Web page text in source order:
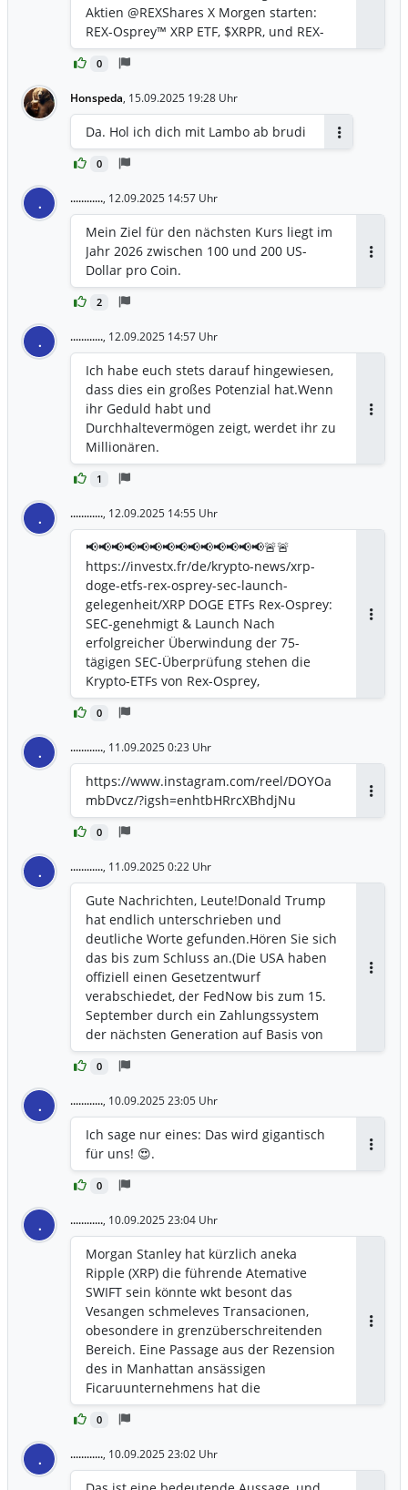
0
Aktien @REXShares X Morgen starten:
REX-Osprey™ XRP ETF, $XRPR, und REX-
Osprey™ DOGE ETF, $DOJE. Die ersten in
den USA notierten ETFs, die Spot-
gehen morgen live und bieten Anlegern
die Möglichkeit, über eine ETF-Struktur
auf diese digitalen Vermögenswerte
zuzugreifen.
Honspeda, 15.09.2025 19:28 Uhr
0
Da. Hol ich dich mit Lambo ab brudi
. ............, 12.09.2025 14:57 Uhr
2
Mein Ziel für den nächsten Kurs liegt im
Jahr 2026 zwischen 100 und 200 US-
Dollar pro Coin.
. ............, 12.09.2025 14:57 Uhr
1
Ich habe euch stets darauf hingewiesen,
dass dies ein großes Potenzial hat.Wenn
ihr Geduld habt und
Durchhaltevermögen zeigt, werdet ihr zu
Millionären.
. ............, 12.09.2025 14:55 Uhr
0
📢📢📢📢📢📢📢📢📢📢📢📢📢📢🚨🚨
https://investx.fr/de/krypto-news/xrp-
doge-etfs-rex-osprey-sec-launch-
gelegenheit/XRP DOGE ETFs Rex-Osprey:
SEC-genehmigt & Launch Nach
erfolgreicher Überwindung der 75-
tägigen SEC-Überprüfung stehen die
Krypto-ETFs von Rex-Osprey,
einschließlich der beliebten XRP
. ............, 11.09.2025 0:23 Uhr
0
https://www.instagram.com/reel/DOYOa
mbDvcz/?igsh=enhtbHRrcXBhdjNu
. ............, 11.09.2025 0:22 Uhr
0
Gute Nachrichten, Leute!Donald Trump
hat endlich unterschrieben und
deutliche Worte gefunden.Hören Sie sich
das bis zum Schluss an.(Die USA haben
offiziell einen Gesetzentwurf
verabschiedet, der FedNow bis zum 15.
September durch ein Zahlungssystem
der nächsten Generation auf Basis von
#XRP ersetzen soll. Herzlichen
Glückwunsch an alle XRP-Inhaber🚨🚨🚨
. ............, 10.09.2025 23:05 Uhr
0
Ich sage nur eines: Das wird gigantisch
für uns! 😍.
. ............, 10.09.2025 23:04 Uhr
0
Morgan Stanley hat kürzlich aneka
Ripple (XRP) die führende Atemative
SWIFT sein könnte wkt besont das
Vesangen schmeleves Transacionen,
obesondere in grenzüberschreitenden
Bereich. Eine Passage aus der Rezension
des in Manhattan ansässigen
Ficaruunternehmens hat die
Aufmerksamkeit der Marktbeobachter
auf sich gezogen, insbesondere land 36
SWIFT dieser Passage war die Ledger-
Technologie von Ripple (XRP) dafur
. ............, 10.09.2025 23:02 Uhr